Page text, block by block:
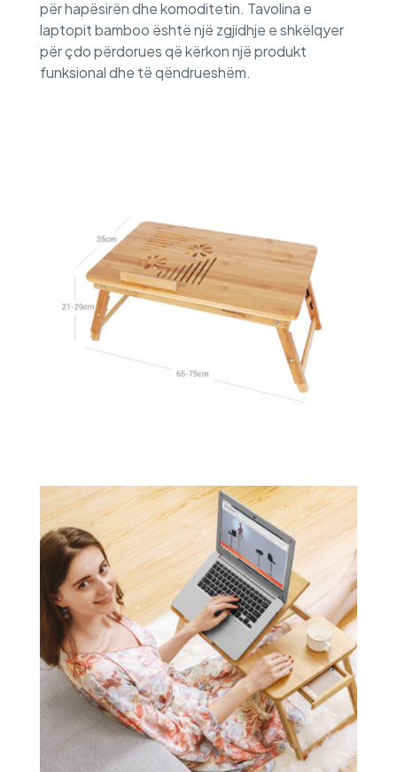
për hapësirën dhe komoditetin. Tavolina e
laptopit bamboo është një zgjidhje e shkëlqyer
për çdo përdorues që kërkon një produkt
funksional dhe të qëndrueshëm.